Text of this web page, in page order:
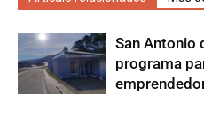
San Antonio
programa